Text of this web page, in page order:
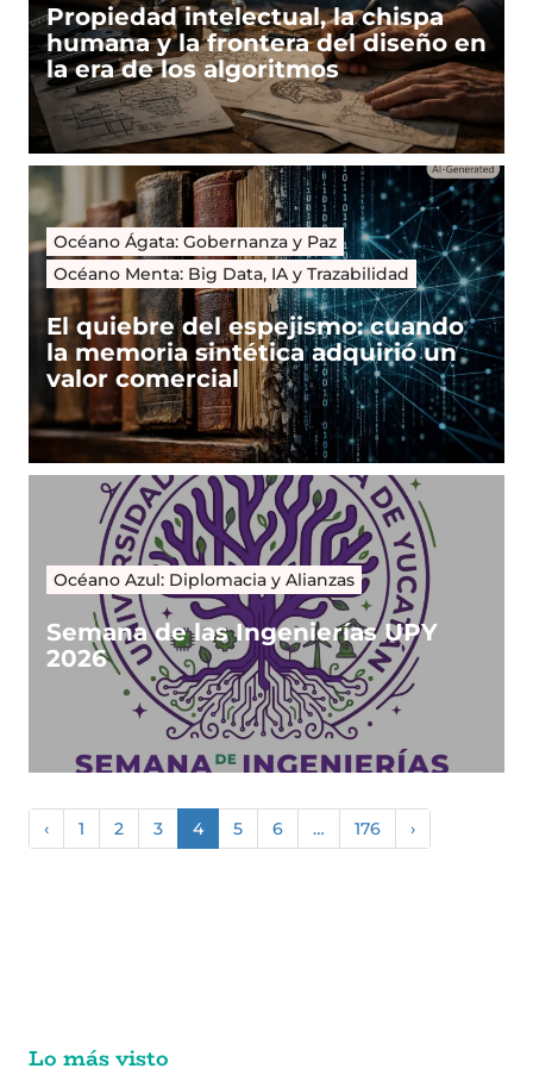
Propiedad intelectual, la chispa
humana y la frontera del diseño en
la era de los algoritmos
Océano Ágata: Gobernanza y Paz
Océano Menta: Big Data, IA y Trazabilidad
El quiebre del espejismo: cuando
la memoria sintética adquirió un
valor comercial
Océano Azul: Diplomacia y Alianzas
Semana de las Ingenierías UPY
2026
‹ 1 2 3 4 5 6 … 176 ›
Lo más visto